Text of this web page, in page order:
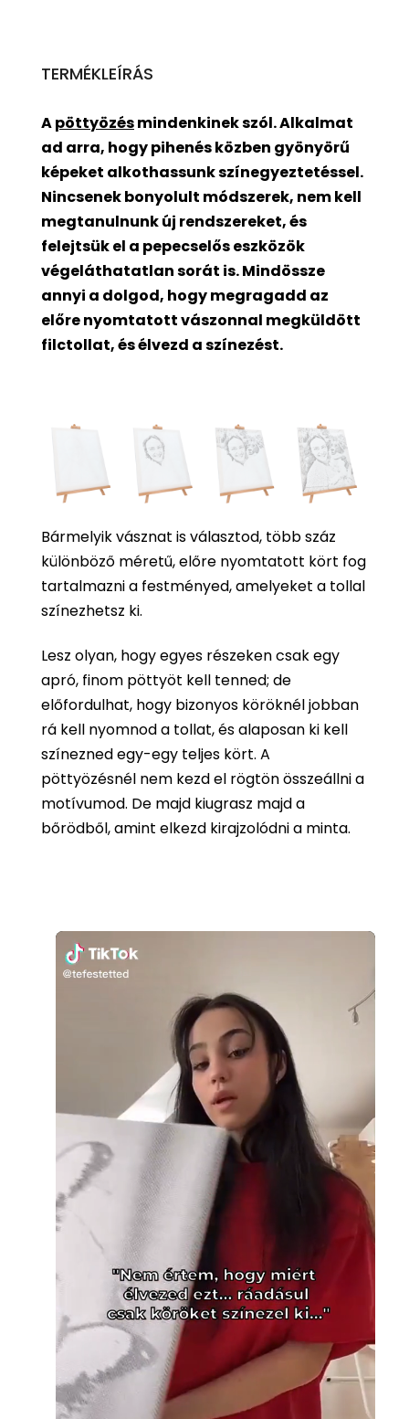
TERMÉKLEÍRÁS
Apöttyözésmindenkinek szól. Alkalmat
ad arra, hogy pihenés közben gyönyörű
képeket alkothassunk színegyeztetéssel.
Nincsenek bonyolult módszerek, nem kell
megtanulnunk új rendszereket, és
felejtsük el a pepecselős eszközök
végeláthatatlan sorát is. Mindössze
annyi a dolgod, hogy megragadd az
előre nyomtatott vászonnal megküldött
filctollat, és élvezd a színezést.
Bármelyik vásznat is választod, több száz
különböző méretű, előre nyomtatott kört fog
tartalmazni a festményed, amelyeket a tollal
színezhetsz ki.
Lesz olyan, hogy egyes részeken csak egy
apró, finom pöttyöt kell tenned; de
előfordulhat, hogy bizonyos köröknél jobban
rá kell nyomnod a tollat, és alaposan ki kell
színezned egy-egy teljes kört. A
pöttyözésnél nem kezd el rögtön összeállni a
motívumod. De majd kiugrasz majd a
bőrödből, amint elkezd kirajzolódni a minta.